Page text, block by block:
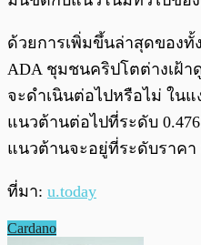
ด้วยการเพิ่มขึ้นล่าสุดของ
ADA ชุมชนคริปโตต่างเฝ้
จะดำเนินต่อไปหรือไม่ ใน
แนวต้านต่อไปที่ระดับ
แนวต้านจะอยู่ที่ระดับราคา
ที่มา: u.today
Cardano